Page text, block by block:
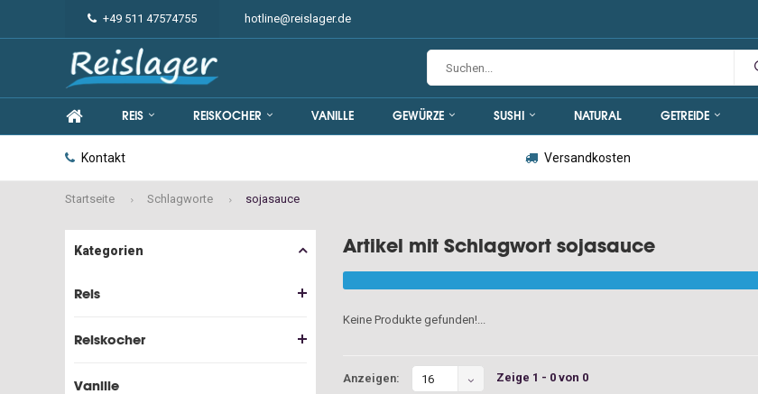
+49 511 47574755 hotline@reislager.de
REIS REISKOCHER VANILLE GEWÜRZE SUSHI NATURAL GETREIDE
Kontakt Versandkosten
Startseite Schlagworte sojasauce
Kategorien
Reis
Reiskocher
Vanille
Artikel mit Schlagwort sojasauce
Keine Produkte gefunden!...
Anzeigen: 16 Zeige 1 - 0 von 0